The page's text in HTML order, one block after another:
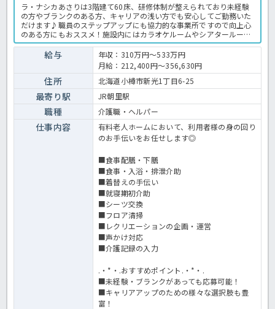
ラ・ナシカあさりは3階建て60床、研修体制が整えられており未経験
の方やブランクのある方、キャリアの浅い方でも安心してご勤務いた
だけます♪職員のステップアップにも協力的な事業所ですので向上心
のある方にもおススメ！施設内にはカラオケルームやシアタールー
ム、図書室、トレーニングルームなど設備が充実◎入居者様それぞれ
が楽しみながら思い思いの過ごし方をされています。運営する株式会
社シダーは損害保険ジャパン日本興亜株式会社の関連会社で平成17年
には株式も上場。入職後も安心です♪有料老人ホームでの介護業務全
般です。 ＜介護職 正職員 有料老人ホームの求人＞
給与
年収：310万円～533万円
月給：212,400円～356,630円
住所 北海道小樽市新光1丁目6-25
最寄り駅 JR朝里駅
職種 介護職・ヘルパー
仕事内容
有料老人ホームにおいて、利用者様の身の回り
のお手伝いをお任せします◎
■食事配膳・下膳
■食事・入浴・排泄介助
■着替えの手伝い
■就寝期初介助
■シーツ交換
■フロア清掃
■レクリエーションの企画・運営
■声かけ対応
■介護記録の入力
.・*・.おすすめポイント.・*・.
■未経験・ブランクがあっても応募可能！
■キャリアアップのための様々な選択肢も豊
富！